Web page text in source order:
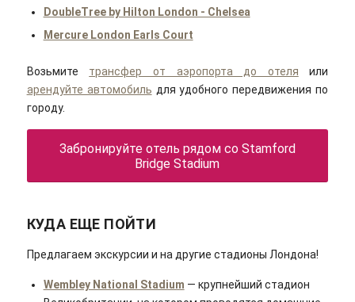
DoubleTree by Hilton London - Chelsea
Mercure London Earls Court
Возьмите трансфер от аэропорта до отеля или
арендуйте автомобиль для удобного передвижения по
городу.
Забронируйте отель рядом со Stamford
Bridge Stadium
КУДА ЕЩЕ ПОЙТИ
Предлагаем экскурсии и на другие стадионы Лондона!
Wembley National Stadium — крупнейший стадион